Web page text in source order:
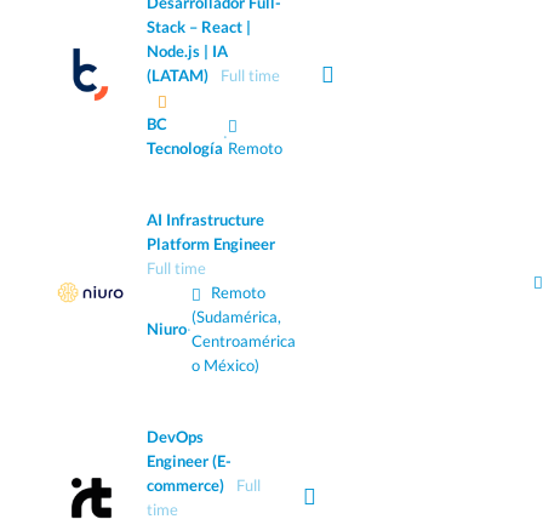
Stack – React |
Node.js | IA
(LATAM)
Full time
BC
Tecnología
·
Remoto
AI Infrastructure
Platform Engineer
Full time
Niuro·
Remoto
(Sudamérica,
Centroamérica
o México)
DevOps
Engineer (E-
commerce)
Full
time